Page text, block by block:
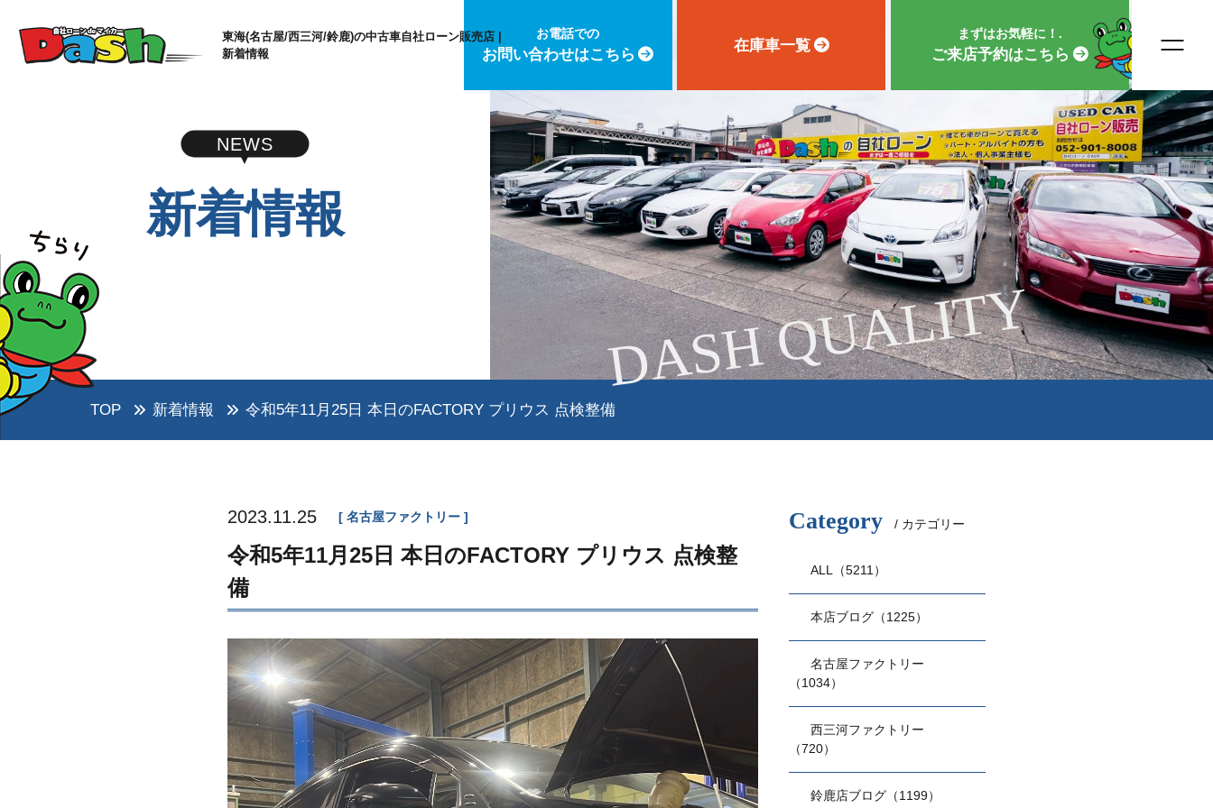
東海(名古屋/西三河/鈴鹿)の中古車自社ローン販売店 |
新着情報
お電話での
お問い合わせはこちら
在庫車一覧
まずはお気軽に！.
ご来店予約はこちら
DASH QUALITY
NEWS
新着情報
TOP 新着情報 令和5年11月25日 本日のFACTORY プリウス 点検整備
2023.11.25 名古屋ファクトリー
令和5年11月25日 本日のFACTORY プリウス 点検整
備
Category / カテゴリー
ALL（5211）
本店ブログ（1225）
名古屋ファクトリー
（1034）
西三河ファクトリー
（720）
鈴鹿店ブログ（1199）